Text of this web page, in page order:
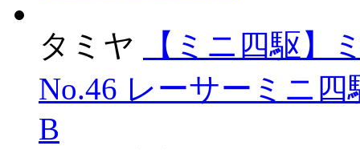
タミヤ
【ミニ四駆】
No.46 レーサーミニ
B